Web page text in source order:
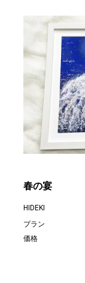
春の宴
HIDEKI
プラン
価格